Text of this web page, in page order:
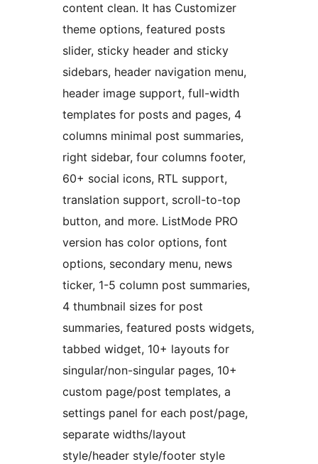
content clean. It has Customizer
theme options, featured posts
slider, sticky header and sticky
sidebars, header navigation menu,
header image support, full-width
templates for posts and pages, 4
columns minimal post summaries,
right sidebar, four columns footer,
60+ social icons, RTL support,
translation support, scroll-to-top
button, and more. ListMode PRO
version has color options, font
options, secondary menu, news
ticker, 1-5 column post summaries,
4 thumbnail sizes for post
summaries, featured posts widgets,
tabbed widget, 10+ layouts for
singular/non-singular pages, 10+
custom page/post templates, a
settings panel for each post/page,
separate widths/layout
style/header style/footer style